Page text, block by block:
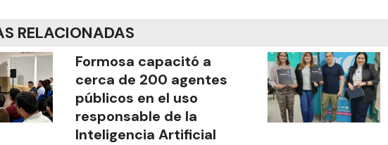
RELACIONADAS
Formosa capacitó a
cerca de 200 agentes
públicos en el uso
responsable de la
Inteligencia Artificial